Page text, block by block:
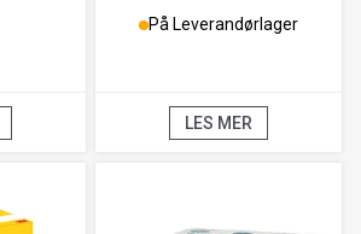
På Leverandørlager
LES MER